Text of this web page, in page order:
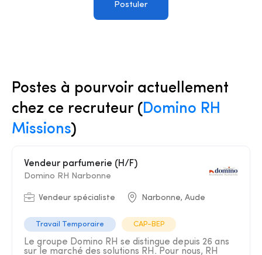
Postuler
Postes à pourvoir actuellement
chez ce recruteur (Domino RH
Missions)
Vendeur parfumerie (H/F)
Domino RH Narbonne
Vendeur spécialiste Narbonne, Aude
Travail Temporaire CAP-BEP
Le groupe Domino RH se distingue depuis 26 ans
sur le marché des solutions RH. Pour nous, RH